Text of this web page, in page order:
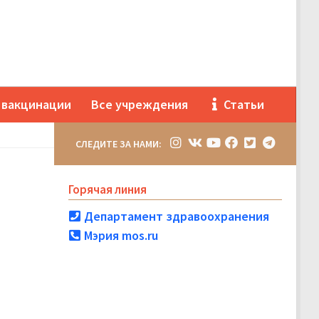
вакцинации Все учреждения Статьи
СЛЕДИТЕ ЗА НАМИ:
Горячая линия
Департамент здравоохранения
Мэрия mos.ru